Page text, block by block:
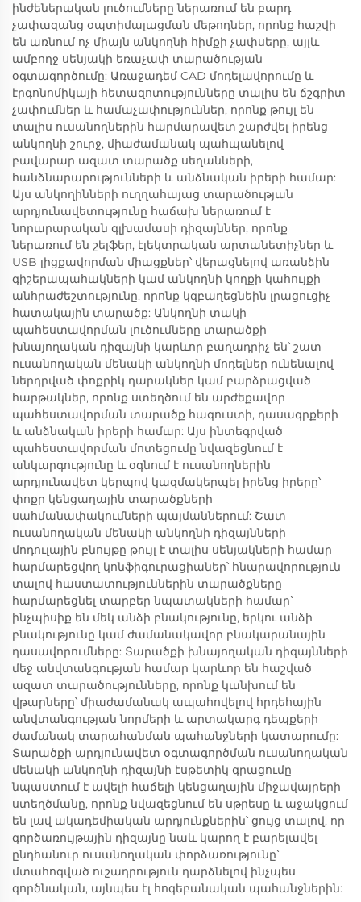
ինժեներական լուծումները ներառում են բարդ
չափազանց օպտիմալացման մեթոդներ, որոնք հաշվի
են առնում ոչ միայն անկողնի հիմքի չափսերը, այլև
ամբողջ սենյակի եռաչափ տարածության
օգտագործումը: Առաջադեմ CAD մոդելավորումը և
էրգոնոմիկայի հետազոտությունները տալիս են ճշգրիտ
չափումներ և համաչափություններ, որոնք թույլ են
տալիս ուսանողներին հարմարավետ շարժվել իրենց
անկողնի շուրջ, միաժամանակ պահպանելով
բավարար ազատ տարածք սեղանների,
հանձնարարությունների և անձնական իրերի համար:
Այս անկողինների ուղղահայաց տարածության
արդյունավետությունը հաճախ ներառում է
նորարարական գլխամասի դիզայններ, որոնք
ներառում են շելֆեր, էլեկտրական արտանետիչներ և
USB լիցքավորման միացքներ՝ վերացնելով առանձին
գիշերապահակների կամ անկողնի կողքի կահույքի
անհրաժեշտությունը, որոնք կզբաղեցնեին լրացուցիչ
հատակային տարածք: Անկողնի տակի
պահեստավորման լուծումները տարածքի
խնայողական դիզայնի կարևոր բաղադրիչ են՝ շատ
ուսանողական մենակի անկողնի մոդելներ ունենալով
ներդրված փոքրիկ դարակներ կամ բարձրացված
հարթակներ, որոնք ստեղծում են արժեքավոր
պահեստավորման տարածք հագուստի, դասագրքերի
և անձնական իրերի համար: Այս ինտեգրված
պահեստավորման մոտեցումը նվազեցնում է
անկարգությունը և օգնում է ուսանողներին
արդյունավետ կերպով կազմակերպել իրենց իրերը՝
փոքր կենցաղային տարածքների
սահմանափակումների պայմաններում: Շատ
ուսանողական մենակի անկողնի դիզայնների
մոդուլային բնույթը թույլ է տալիս սենյակների համար
հարմարեցվող կոնֆիգուրացիաներ՝ հնարավորություն
տալով հաստատություններին տարածքները
հարմարեցնել տարբեր նպատակների համար՝
ինչպիսիք են մեկ անձի բնակությունը, երկու անձի
բնակությունը կամ ժամանակավոր բնակարանային
դասավորումները: Տարածքի խնայողական դիզայնների
մեջ անվտանգության համար կարևոր են հաշված
ազատ տարածությունները, որոնք կանխում են
վթարները՝ միաժամանակ ապահովելով հրդեհային
անվտանգության նորմերի և արտակարգ դեպքերի
ժամանակ տարահանման պահանջների կատարումը:
Տարածքի արդյունավետ օգտագործման ուսանողական
մենակի անկողնի դիզայնի էսթետիկ գրացումը
նպաստում է ավելի հաճելի կենցաղային միջավայրերի
ստեղծմանը, որոնք նվազեցնում են սթրեսը և աջակցում
են լավ ակադեմիական արդյունքներին՝ ցույց տալով, որ
գործառույթային դիզայնը նաև կարող է բարելավել
ընդհանուր ուսանողական փորձառությունը՝
մտահոգված ուշադրություն դարձնելով ինչպես
գործնական, այնպես էլ հոգեբանական պահանջներին: